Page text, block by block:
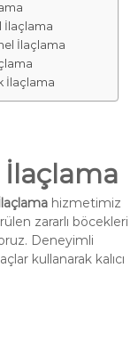
İlaçlama
İlaçlama
İlaçlama
İlaçlama
hizmetimiz
zararlı böcekleri
Deneyimli
kullanarak kalıcı